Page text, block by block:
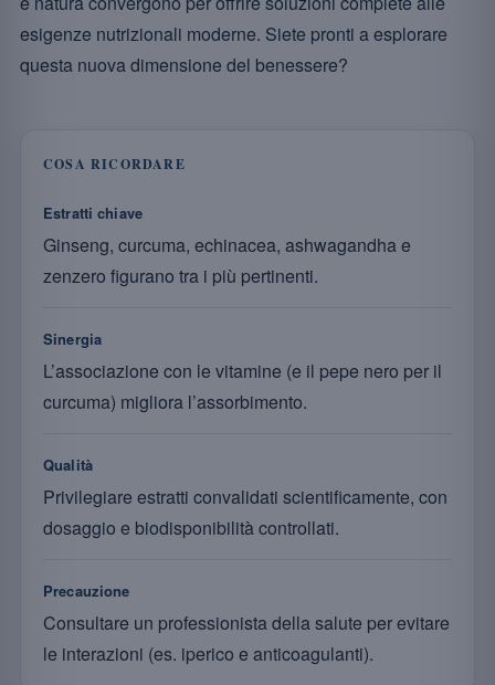
esigenze nutrizionali moderne. Siete pronti a esplorare
questa nuova dimensione del benessere?
COSA RICORDARE
Estratti chiave
Ginseng, curcuma, echinacea, ashwagandha e
zenzero figurano tra i più pertinenti.
Sinergia
L’associazione con le vitamine (e il pepe nero per il
curcuma) migliora l’assorbimento.
Qualità
Privilegiare estratti convalidati scientificamente, con
dosaggio e biodisponibilità controllati.
Precauzione
Consultare un professionista della salute per evitare
le interazioni (es. iperico e anticoagulanti).